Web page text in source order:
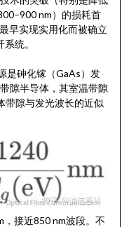
nm）的损耗首
早实现实用化而被确立
统。
是砷化镓（GaAs）发
隙半导体，其室温带隙
带隙与发光波长的近似
接近850 nm波段。不